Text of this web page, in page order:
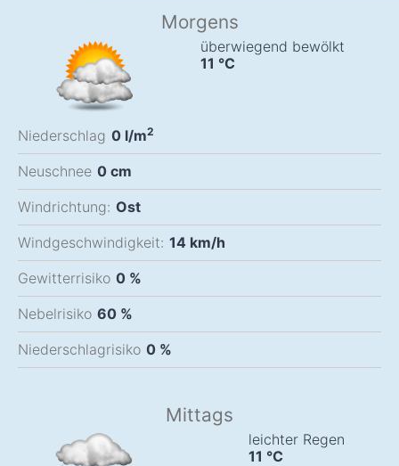
Morgens
überwiegend bewölkt
11 °C
Niederschlag 0 l/m2
Neuschnee 0 cm
Windrichtung: Ost
Windgeschwindigkeit: 14 km/h
Gewitterrisiko 0 %
Nebelrisiko 60 %
Niederschlagrisiko 0 %
Mittags
leichter Regen
11 °C